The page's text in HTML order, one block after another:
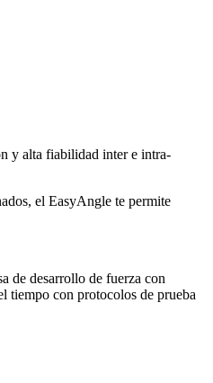
y alta fiabilidad inter e intra-
el EasyAngle te permite
de desarrollo de fuerza con
tiempo con protocolos de prueba